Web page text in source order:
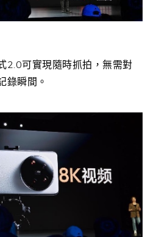
2.0可實現隨時抓拍，無需對
錄瞬間。